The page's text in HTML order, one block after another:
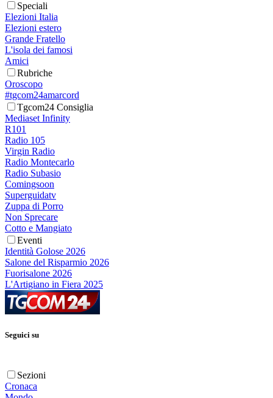
Speciali
Elezioni Italia
Elezioni estero
Grande Fratello
L'isola dei famosi
Amici
Rubriche
Oroscopo
#tgcom24amarcord
Tgcom24 Consiglia
Mediaset Infinity
R101
Radio 105
Virgin Radio
Radio Montecarlo
Radio Subasio
Comingsoon
Superguidatv
Zuppa di Porro
Non Sprecare
Cotto e Mangiato
Eventi
Identità Golose 2026
Salone del Risparmio 2026
Fuorisalone 2026
L'Artigiano in Fiera 2025
Seguici su
Sezioni
Cronaca